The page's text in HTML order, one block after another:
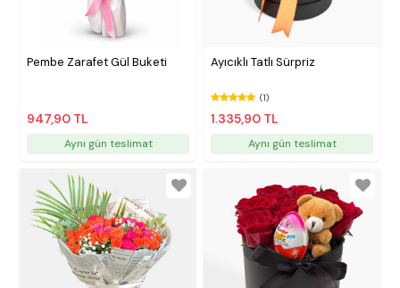
Pembe Zarafet Gül Buketi
947,90 TL
Aynı gün teslimat
Ayıcıklı Tatlı Sürpriz
(1)
1.335,90 TL
Aynı gün teslimat